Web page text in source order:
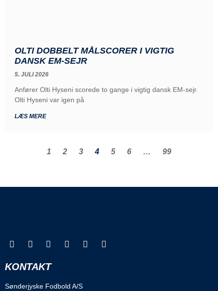
OLTI DOBBELT MÅLSCORER I VIGTIG
DANSK EM-SEJR
5. JULI 2026
Anfører Olti Hyseni scorede to gange i vigtig dansk EM-sejr.
Olti Hyseni var igen på
LÆS MERE
1 2 3 4 5 6 … 99
KONTAKT
Sønderjyske Fodbold A/S